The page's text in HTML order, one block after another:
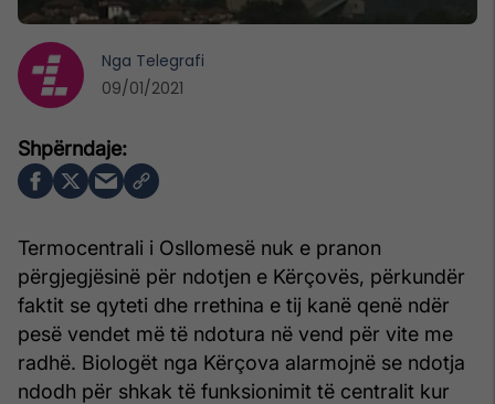
Termocentrali i Osllomesë nuk e pranon
përgjegjësinë për ndotjen e Kërçovës, përkundër
faktit se qyteti dhe rrethina e tij kanë qenë ndër
pesë vendet më të ndotura në vend për vite me
radhë. Biologët nga Kërçova alarmojnë se ndotja
ndodh për shkak të funksionimit të centralit kur
Nga Telegrafi
09/01/2021